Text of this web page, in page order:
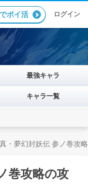
ポイ活 ログイン
最強キャラ
キャラ一覧
真・夢幻封妖伝 参ノ巻攻
巻攻略の攻